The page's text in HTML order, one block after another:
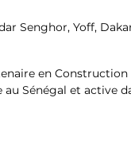
Senghor, Yoff,
en
Sénégal et active